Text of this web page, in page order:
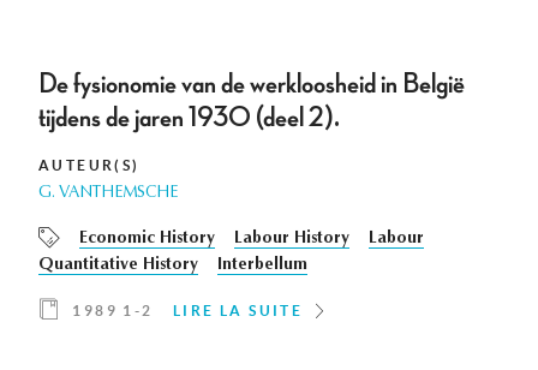
De fysionomie van de werkloosheid in België
tijdens de jaren 1930 (deel 2).
AUTEUR(S)
G. VANTHEMSCHE
Economic History Labour History
Labour
Quantitative History
Interbellum
1989 1-2 LIRE LA SUITE